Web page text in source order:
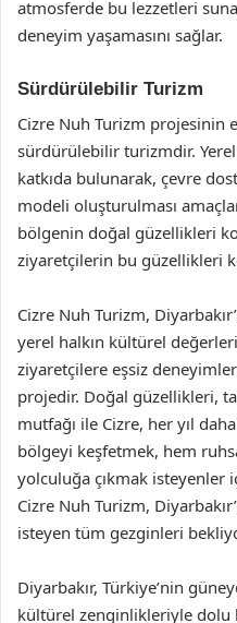
atmosferde bu lezzetleri
deneyim yaşamasını sağlar.
Sürdürülebilir Turizm
Cizre Nuh Turizm projesinin
sürdürülebilir turizmdir.
katkıda bulunarak, çevre
modeli oluşturulması
bölgenin doğal güzellikleri
ziyaretçilerin bu güzellikleri
Cizre Nuh Turizm,
yerel halkın kültürel
ziyaretçilere eşsiz
projedir. Doğal güzellikleri,
mutfağı ile Cizre, her yıl
bölgeyi keşfetmek, hem
yolculuğa çıkmak isteyenler
Cizre Nuh Turizm,
isteyen tüm gezginleri
Diyarbakır, Türkiye’nin
kültürel zenginlikleriyle dolu